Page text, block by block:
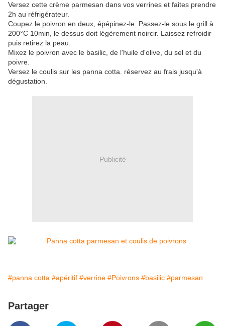
Versez cette crème parmesan dans vos verrines et faites prendre
2h au réfrigérateur.
Coupez le poivron en deux, épépinez-le. Passez-le sous le grill à
200°C 10min, le dessus doit légèrement noircir. Laissez refroidir
puis retirez la peau.
Mixez le poivron avec le basilic, de l'huile d'olive, du sel et du
poivre.
Versez le coulis sur les panna cotta. réservez au frais jusqu'à
dégustation.
Publicité
#panna cotta #apéritif #verrine #Poivrons #basilic #parmesan
Partager